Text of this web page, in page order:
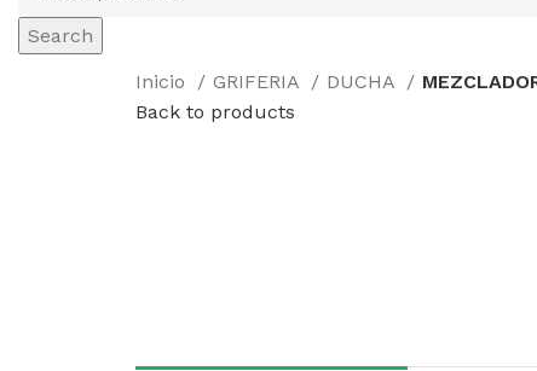
Search
Inicio
GRIFERIA DUCHA
Back to products